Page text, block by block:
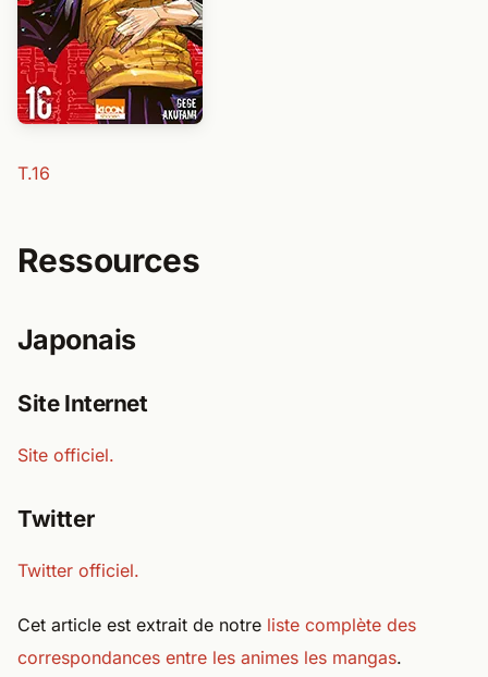
T.16
Ressources
Japonais
Site Internet
Site officiel.
Twitter
Twitter officiel.
Cet article est extrait de notre liste complète des
correspondances entre les animes les mangas.